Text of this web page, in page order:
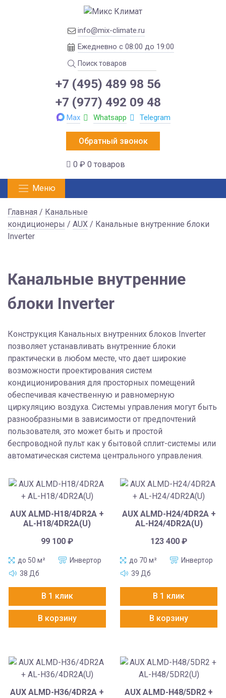
info@mix-climate.ru
Ежедневно с 08:00 до 19:00
+7 (495) 489 98 56
+7 (977) 492 09 48
Max Whatsapp Telegram
Обратный звонок
0 ₽ 0 товаров
Меню
Главная / Канальные
кондиционеры / AUX / Канальные внутренние блоки
Inverter
Канальные внутренние
блоки Inverter
Конструкция Канальных внутренних блоков Inverter
позволяет устанавливать внутренние блоки
практически в любом месте, что дает широкие
возможности проектирования систем
кондиционирования для просторных помещений
обеспечивая качественную и равномерную
циркуляцию воздуха. Системы управления могут быть
разнообразными в зависимости от предпочтений
пользователя, это может быть и простой
беспроводной пульт как у бытовой сплит-системы или
автоматическая система центрального управления.
AUX ALMD-H18/4DR2A +
AL-H18/4DR2A(U)
99 100₽
до 50 м²
Инвертор
38 Дб
В 1 клик
В корзину
AUX ALMD-H24/4DR2A +
AL-H24/4DR2A(U)
123 400₽
до 70 м²
Инвертор
39 Дб
В 1 клик
В корзину
AUX ALMD-H36/4DR2A +
AUX ALMD-H48/5DR2 +